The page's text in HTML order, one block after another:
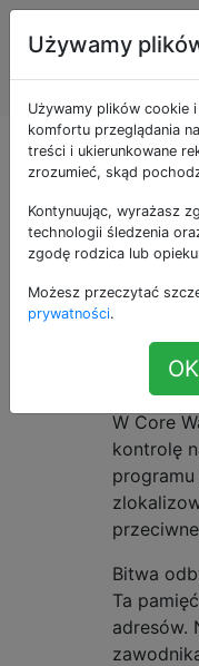
Wojna
21 Jest to
W Core
kontrolę
Bitwa
Ta
adresów.
Używamy
Używamy plików cookie
komfortu przeglądania
treści i ukierunkowane
zrozumieć, skąd
Kontynuując, wyrażasz
technologii śledzenia
zgodę rodzica lub
Możesz przeczytać
prywatności.